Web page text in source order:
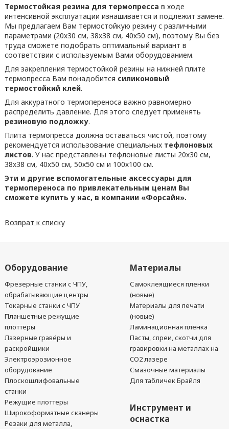
Термостойкая резина для термопресса в ходе
интенсивной эксплуатации изнашивается и подлежит замене.
Мы предлагаем Вам термостойкую резину с различными
параметрами (20х30 см, 38х38 см, 40х50 см), поэтому Вы без
труда сможете подобрать оптимальный вариант в
соответствии с используемым Вами оборудованием.
Для закрепления термостойкой резины на нижней плите
термопресса Вам понадобится силиконовый
термостойкий клей.
Для аккуратного термопереноса важно равномерно
распределить давление. Для этого следует применять
резиновую подложку.
Плита термопресса должна оставаться чистой, поэтому
рекомендуется использование специальных тефлоновых
листов. У нас представлены тефлоновые листы 20х30 см,
38х38 см, 40х50 см, 50х50 см и 100х100 см.
Эти и другие вспомогательные аксессуары для
термопереноса по привлекательным ценам Вы
сможете купить у нас, в компании «Форсайн».
Возврат к списку
Оборудование
Фрезерные станки с ЧПУ,
обрабатывающие центры
Токарные станки с ЧПУ
Планшетные режущие
плоттеры
Лазерные гравёры и
раскройщики
Электроэрозионное
оборудование
Плоскошлифовальные
станки
Режущие плоттеры
Широкоформатные сканеры
Резаки для металла,
Материалы
Самоклеящиеся пленки
(новые)
Материалы для печати
(новые)
Ламинационная пленка
Пасты, спреи, скотчи для
гравировки на металлах на
CO2 лазере
Смазочные материалы
Для табличек Брайля
Инструмент и
оснастка